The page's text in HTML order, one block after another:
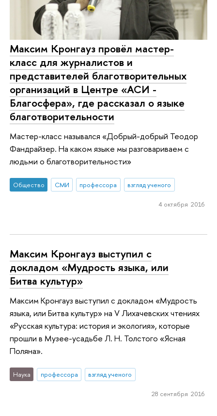
Максим Кронгауз провёл мастер-
класс для журналистов и
представителей благотворительных
организаций в Центре «АСИ -
Благосфера», где рассказал о языке
благотворительности
Мастер-класс назывался «Добрый-добрый Теодор
Фандрайзер. На каком языке мы разговариваем с
людьми о благотворительности»
Общество СМИ профессора взгляд ученого
4 октября 2016
Максим Кронгауз выступил с
докладом «Мудрость языка, или
Битва культур»
Максим Кронгауз выступил с докладом «Мудрость
языка, или Битва культур» на V Лихачевских чтениях
«Русская культура: история и экология», которые
прошли в Музее-усадьбе Л. Н. Толстого «Ясная
Поляна».
Наука профессора взгляд ученого
28 сентября 2016